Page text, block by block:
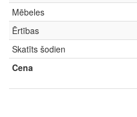
Mēbeles
Ērtības
Skatīts šodien
Cena